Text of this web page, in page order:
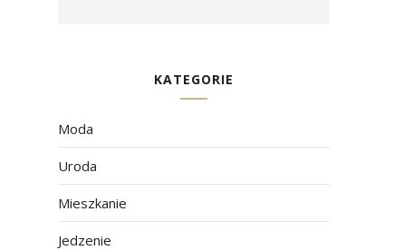
KATEGORIE
Moda
Uroda
Mieszkanie
Jedzenie